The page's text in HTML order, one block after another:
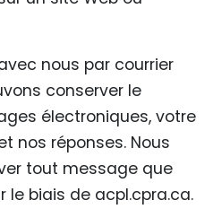
nous par courrier
conserver le
électroniques, votre
nos réponses. Nous
tout message que
le biais de acpl.cpra.ca.